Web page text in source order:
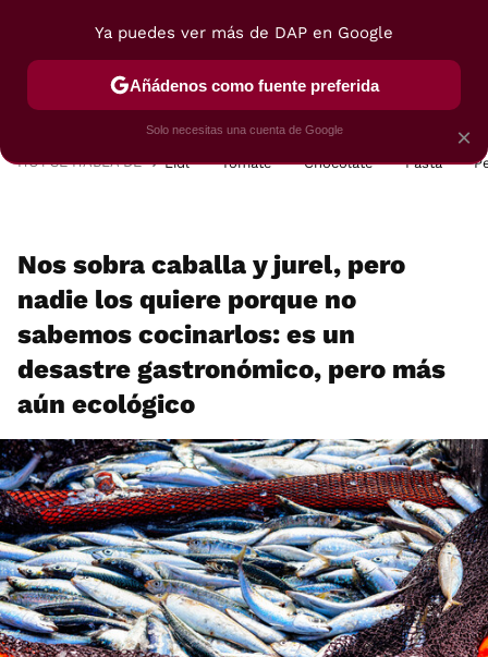
POSTRES VIAJES SELECCIÓN VEGUI
HOY SE HABLA DE Lidl Tomate Chocolate Pasta
Nos sobra caballa y jurel, pero
nadie los quiere porque no
sabemos cocinarlos: es un
desastre gastronómico, pero más
aún ecológico
×
Ya puedes ver más de DAP en Google
Añádenos como fuente preferida
Solo necesitas una cuenta de Google